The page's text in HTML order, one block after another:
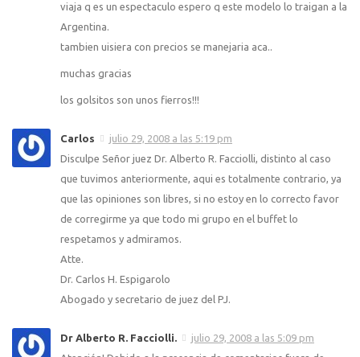
viaja q es un espectaculo espero q este modelo lo traigan a la
Argentina.
tambien uisiera con precios se manejaria aca..
muchas gracias
los golsitos son unos fierros!!!
Carlos
julio 29, 2008 a las 5:19 pm
Disculpe Señor juez Dr. Alberto R. Facciolli, distinto al caso
que tuvimos anteriormente, aqui es totalmente contrario, ya
que las opiniones son libres, si no estoy en lo correcto favor
de corregirme ya que todo mi grupo en el buffet lo
respetamos y admiramos.
Atte.
Dr. Carlos H. Espigarolo
Abogado y secretario de juez del PJ.
Dr Alberto R. Facciolli.
julio 29, 2008 a las 5:09 pm